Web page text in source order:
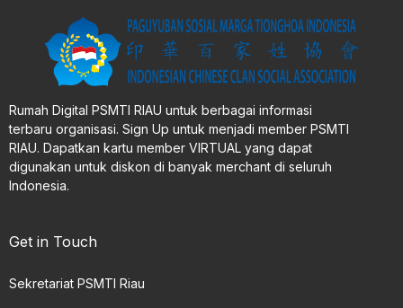
Rumah Digital PSMTI RIAU untuk berbagai informasi
terbaru organisasi. Sign Up untuk menjadi member PSMTI
RIAU. Dapatkan kartu member VIRTUAL yang dapat
digunakan untuk diskon di banyak merchant di seluruh
Indonesia.
Get in Touch
Sekretariat PSMTI Riau